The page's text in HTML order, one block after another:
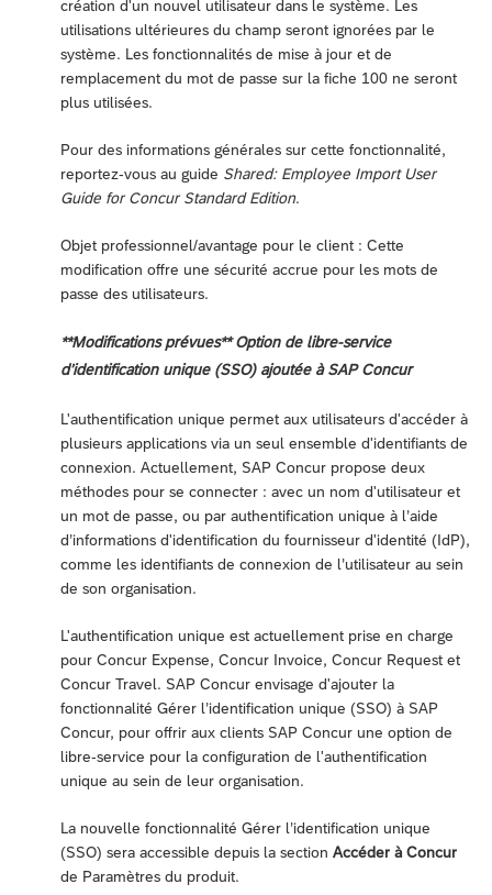
création d'un nouvel utilisateur dans le système. Les
utilisations ultérieures du champ seront ignorées par le
système. Les fonctionnalités de mise à jour et de
remplacement du mot de passe sur la fiche 100 ne seront
plus utilisées.
Pour des informations générales sur cette fonctionnalité,
reportez-vous au guide Shared: Employee Import User
Guide for Concur Standard Edition.
Objet professionnel/avantage pour le client : Cette
modification offre une sécurité accrue pour les mots de
passe des utilisateurs.
**Modifications prévues** Option de libre-service
d’identification unique (SSO) ajoutée à SAP Concur
L'authentification unique permet aux utilisateurs d'accéder à
plusieurs applications via un seul ensemble d'identifiants de
connexion. Actuellement, SAP Concur propose deux
méthodes pour se connecter : avec un nom d'utilisateur et
un mot de passe, ou par authentification unique à l’aide
d’informations d'identification du fournisseur d'identité (IdP),
comme les identifiants de connexion de l’utilisateur au sein
de son organisation.
L'authentification unique est actuellement prise en charge
pour Concur Expense, Concur Invoice, Concur Request et
Concur Travel. SAP Concur envisage d'ajouter la
fonctionnalité Gérer l’identification unique (SSO) à SAP
Concur, pour offrir aux clients SAP Concur une option de
libre-service pour la configuration de l'authentification
unique au sein de leur organisation.
La nouvelle fonctionnalité Gérer l’identification unique
(SSO) sera accessible depuis la section Accéder à Concur
de Paramètres du produit.